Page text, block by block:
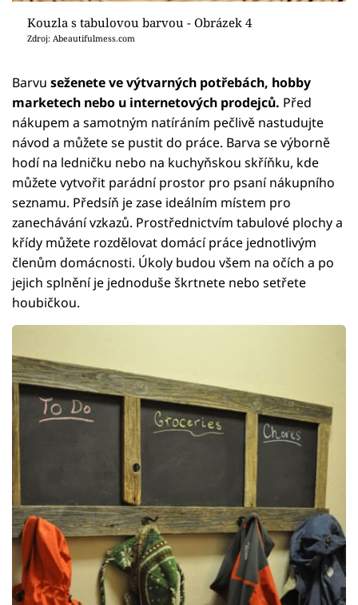
Kouzla s tabulovou barvou - Obrázek 4
Zdroj: Abeautifulmess.com
Barvu seženete ve výtvarných potřebách, hobby
marketech nebo u internetových prodejců. Před
nákupem a samotným natíráním pečlivě nastudujte
návod a můžete se pustit do práce. Barva se výborně
hodí na ledničku nebo na kuchyňskou skříňku, kde
můžete vytvořit parádní prostor pro psaní nákupního
seznamu. Předsíň je zase ideálním místem pro
zanechávání vzkazů. Prostřednictvím tabulové plochy a
křídy můžete rozdělovat domácí práce jednotlivým
členům domácnosti. Úkoly budou všem na očích a po
jejich splnění je jednoduše škrtnete nebo setřete
houbičkou.